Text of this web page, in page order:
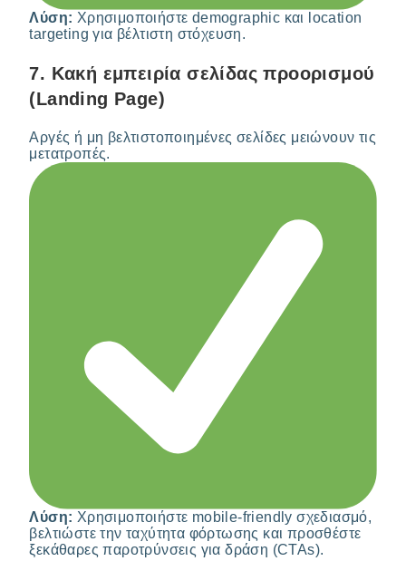
Λύση: Χρησιμοποιήστε demographic και location
targeting για βέλτιστη στόχευση.
7. Κακή εμπειρία σελίδας προορισμού
(Landing Page)
Αργές ή μη βελτιστοποιημένες σελίδες μειώνουν τις
μετατροπές.
Λύση: Χρησιμοποιήστε mobile-friendly σχεδιασμό,
βελτιώστε την ταχύτητα φόρτωσης και προσθέστε
ξεκάθαρες παροτρύνσεις για δράση (CTAs).